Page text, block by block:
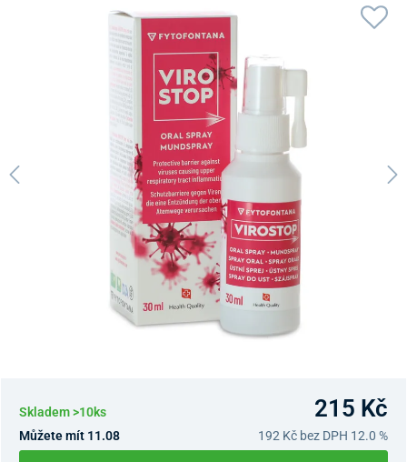
Skladem >10ks 215 Kč
Můžete mít 11.08 192 Kč bez DPH 12.0 %